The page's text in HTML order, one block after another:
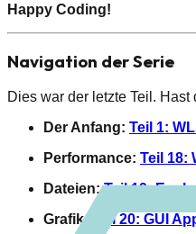
Happy Coding!
Navigation der Serie
Dies war der letzte Teil. Hast
Der Anfang: Teil 1:
Performance: Teil 18:
Dateien: Teil 19:
Grafik:
Teil 20: GUI